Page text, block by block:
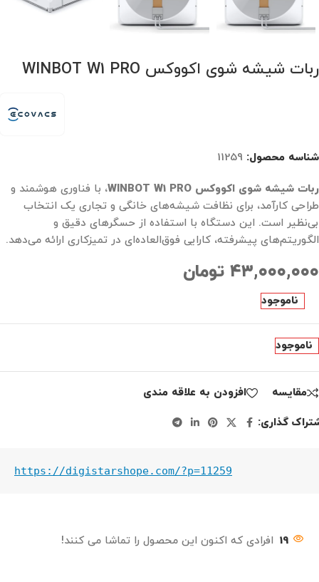
ربات شیشه شوی اکووکس WINBOT W1 PRO
شناسه محصول: 11259
ربات شیشه شوی اکووکس WINBOT W1 PRO
، با فناوری هوشمند و
طراحی کارآمد، برای نظافت شیشه‌های خانگی و تجاری یک انتخاب
بی‌نظیر است. این دستگاه با استفاده از حسگرهای دقیق و
الگوریتم‌های پیشرفته، کارایی فوق‌العاده‌ای در تمیزکاری ارائه می‌دهد.
۴۳,۰۰۰,۰۰۰ تومان
ناموجود
ناموجود
مقايسه
افزودن به علاقه مندی
گذاری:
https://digistarshope.com/?p=11259
19 افرادی که اکنون این محصول را تماشا می کنند!